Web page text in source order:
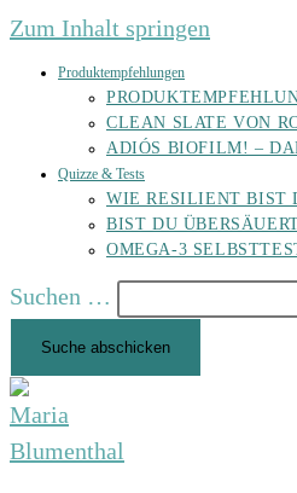
Zum Inhalt springen
Produktempfehlungen
CLEAN SLATE VON
ADIÓS BIOFILM! –
Quizze & Tests
WIE RESILIENT BIST
BIST DU
OMEGA-3
Suchen …
Suche abschicken